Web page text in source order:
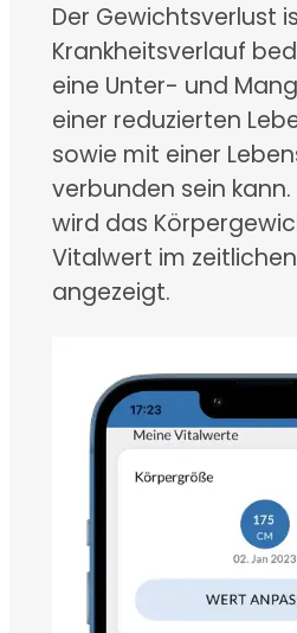
Der Gewichtsverlust
Krankheitsverlauf
eine Unter- und
einer reduzierten
sowie mit einer
verbunden sein
wird das
Vitalwert im
angezeigt.